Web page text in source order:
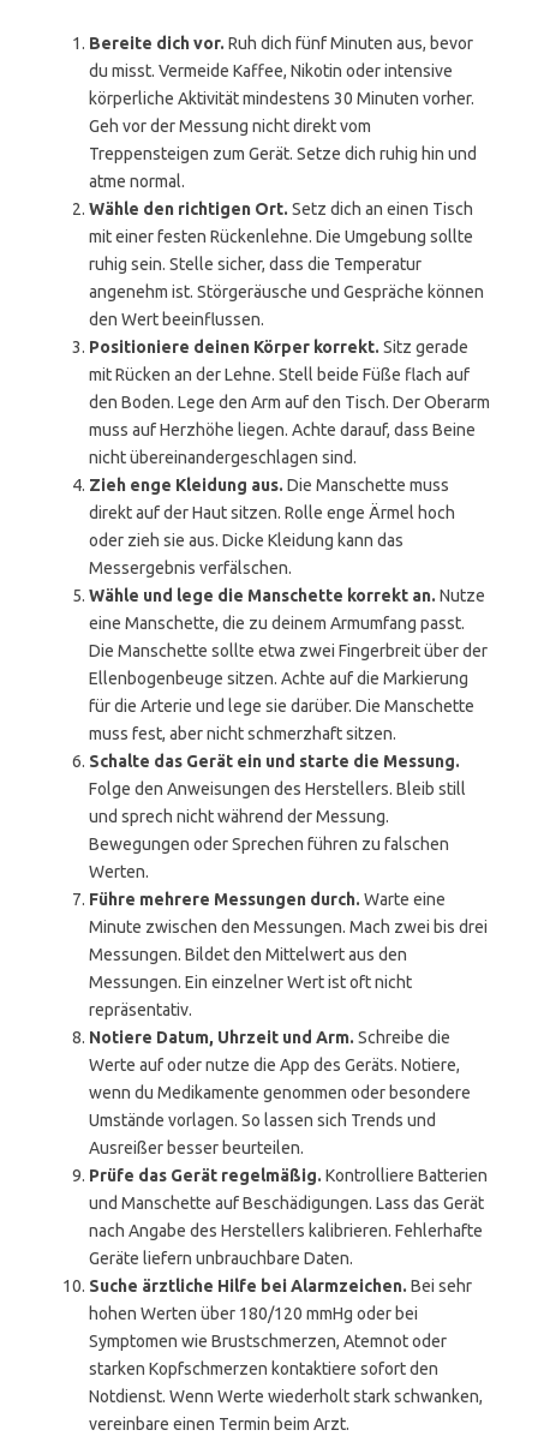
Bereite dich vor. Ruh dich fünf Minuten aus, bevor
du misst. Vermeide Kaffee, Nikotin oder intensive
körperliche Aktivität mindestens 30 Minuten vorher.
Geh vor der Messung nicht direkt vom
Treppensteigen zum Gerät. Setze dich ruhig hin und
atme normal.
Wähle den richtigen Ort. Setz dich an einen Tisch
mit einer festen Rückenlehne. Die Umgebung sollte
ruhig sein. Stelle sicher, dass die Temperatur
angenehm ist. Störgeräusche und Gespräche können
den Wert beeinflussen.
Positioniere deinen Körper korrekt. Sitz gerade
mit Rücken an der Lehne. Stell beide Füße flach auf
den Boden. Lege den Arm auf den Tisch. Der Oberarm
muss auf Herzhöhe liegen. Achte darauf, dass Beine
nicht übereinandergeschlagen sind.
Zieh enge Kleidung aus. Die Manschette muss
direkt auf der Haut sitzen. Rolle enge Ärmel hoch
oder zieh sie aus. Dicke Kleidung kann das
Messergebnis verfälschen.
Wähle und lege die Manschette korrekt an. Nutze
eine Manschette, die zu deinem Armumfang passt.
Die Manschette sollte etwa zwei Fingerbreit über der
Ellenbogenbeuge sitzen. Achte auf die Markierung
für die Arterie und lege sie darüber. Die Manschette
muss fest, aber nicht schmerzhaft sitzen.
Schalte das Gerät ein und starte die Messung.
Folge den Anweisungen des Herstellers. Bleib still
und sprech nicht während der Messung.
Bewegungen oder Sprechen führen zu falschen
Werten.
Führe mehrere Messungen durch. Warte eine
Minute zwischen den Messungen. Mach zwei bis drei
Messungen. Bildet den Mittelwert aus den
Messungen. Ein einzelner Wert ist oft nicht
repräsentativ.
Notiere Datum, Uhrzeit und Arm. Schreibe die
Werte auf oder nutze die App des Geräts. Notiere,
wenn du Medikamente genommen oder besondere
Umstände vorlagen. So lassen sich Trends und
Ausreißer besser beurteilen.
Prüfe das Gerät regelmäßig. Kontrolliere Batterien
und Manschette auf Beschädigungen. Lass das Gerät
nach Angabe des Herstellers kalibrieren. Fehlerhafte
Geräte liefern unbrauchbare Daten.
Suche ärztliche Hilfe bei Alarmzeichen. Bei sehr
hohen Werten über 180/120 mmHg oder bei
Symptomen wie Brustschmerzen, Atemnot oder
starken Kopfschmerzen kontaktiere sofort den
Notdienst. Wenn Werte wiederholt stark schwanken,
vereinbare einen Termin beim Arzt.